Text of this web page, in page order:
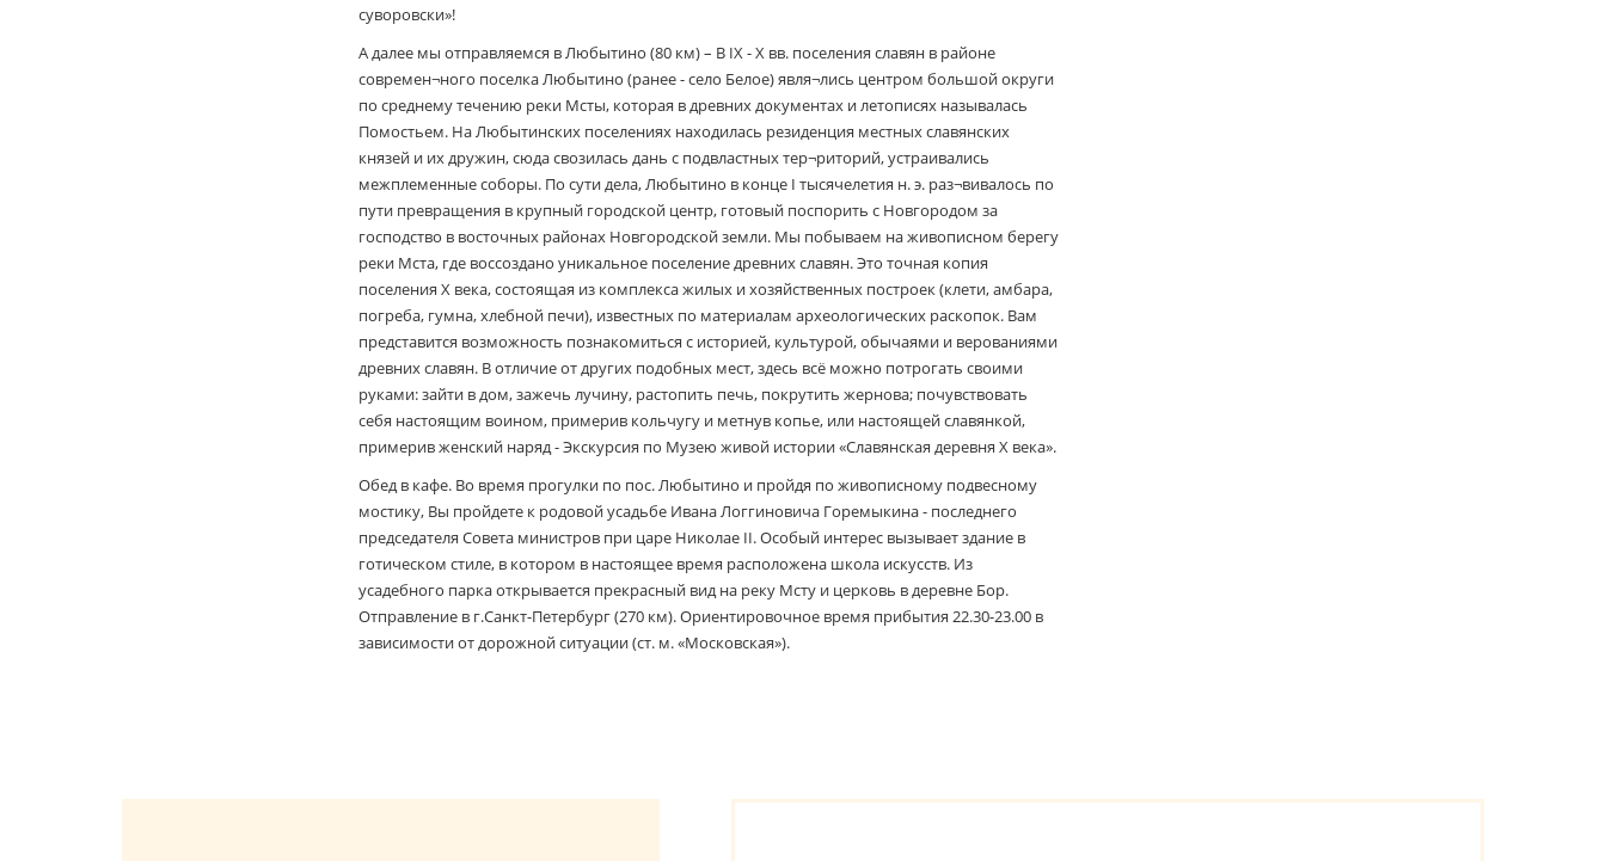
суворовски»!
А далее мы отправляемся в Любытино (80 км) – В IX - X вв. поселения славян в районе
современ¬ного поселка Любытино (ранее - село Белое) явля¬лись центром большой округи
по среднему течению реки Мсты, которая в древних документах и летописях называлась
Помостьем. На Любытинских поселениях находилась резиденция местных славянских
князей и их дружин, сюда свозилась дань с подвластных тер¬риторий, устраивались
межплеменные соборы. По сути дела, Любытино в конце I тысячелетия н. э. раз¬вивалось по
пути превращения в крупный городской центр, готовый поспорить с Новгородом за
господство в восточных районах Новгородской земли. Мы побываем на живописном берегу
реки Мста, где воссоздано уникальное поселение древних славян. Это точная копия
поселения Х века, состоящая из комплекса жилых и хозяйственных построек (клети, амбара,
погреба, гумна, хлебной печи), известных по материалам археологических раскопок. Вам
представится возможность познакомиться с историей, культурой, обычаями и верованиями
древних славян. В отличие от других подобных мест, здесь всё можно потрогать своими
руками: зайти в дом, зажечь лучину, растопить печь, покрутить жернова; почувствовать
себя настоящим воином, примерив кольчугу и метнув копье, или настоящей славянкой,
примерив женский наряд - Экскурсия по Музею живой истории «Славянская деревня Х века».
Обед в кафе. Во время прогулки по пос. Любытино и пройдя по живописному подвесному
мостику, Вы пройдете к родовой усадьбе Ивана Логгиновича Горемыкина - последнего
председателя Совета министров при царе Николае II. Особый интерес вызывает здание в
готическом стиле, в котором в настоящее время расположена школа искусств. Из
усадебного парка открывается прекрасный вид на реку Мсту и церковь в деревне Бор.
Отправление в г.Санкт-Петербург (270 км). Ориентировочное время прибытия 22.30-23.00 в
зависимости от дорожной ситуации (ст. м. «Московская»).